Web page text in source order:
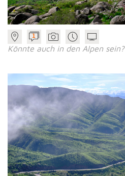
1
Könnte auch in den Alpen sein?